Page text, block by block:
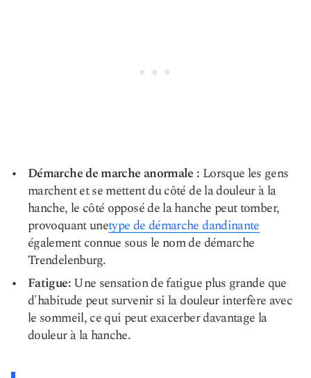
Démarche de marche anormale : Lorsque les gens
marchent et se mettent du côté de la douleur à la
hanche, le côté opposé de la hanche peut tomber,
provoquant unetype de démarche dandinante
également connue sous le nom de démarche
Trendelenburg.
Fatigue:Une sensation de fatigue plus grande que
d'habitude peut survenir si la douleur interfère avec
le sommeil, ce qui peut exacerber davantage la
douleur à la hanche.